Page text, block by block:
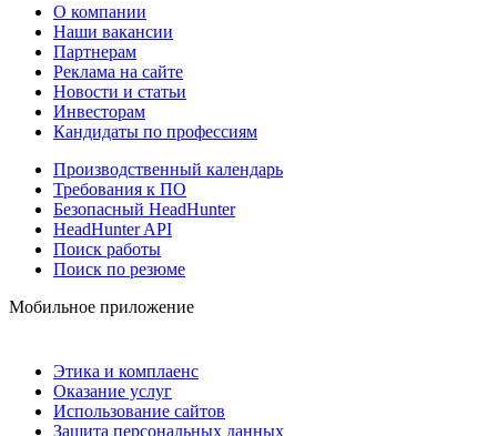
О компании
Наши вакансии
Партнерам
Реклама на сайте
Новости и статьи
Инвесторам
Кандидаты по профессиям
Производственный календарь
Требования к ПО
Безопасный HeadHunter
HeadHunter API
Поиск работы
Поиск по резюме
Мобильное приложение
Этика и комплаенс
Оказание услуг
Использование сайтов
Защита персональных данных